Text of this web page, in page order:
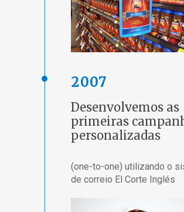
2007
Desenvolvemos as
primeiras
personalizadas
(one-to-one) utilizando o
de correio El Corte Inglés